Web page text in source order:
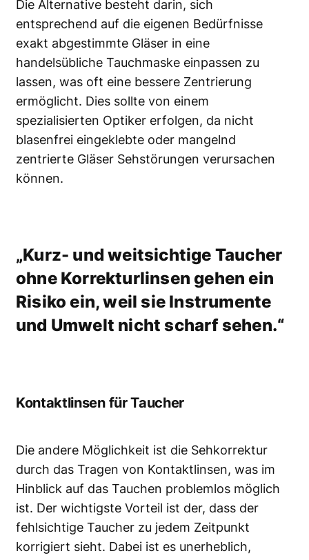
Die Alternative besteht darin, sich
entsprechend auf die eigenen Bedürfnisse
exakt abgestimmte Gläser in eine
handelsübliche Tauchmaske einpassen zu
lassen, was oft eine bessere Zentrierung
ermöglicht. Dies sollte von einem
spezialisierten Optiker erfolgen, da nicht
blasenfrei eingeklebte oder mangelnd
zentrierte Gläser Sehstörungen verursachen
können.
„Kurz- und weitsichtige Taucher
ohne Korrekturlinsen gehen ein
Risiko ein, weil sie Instrumente
und Umwelt nicht scharf sehen.“
Kontaktlinsen für Taucher
Die andere Möglichkeit ist die Sehkorrektur
durch das Tragen von Kontaktlinsen, was im
Hinblick auf das Tauchen problemlos möglich
ist. Der wichtigste Vorteil ist der, dass der
fehlsichtige Taucher zu jedem Zeitpunkt
korrigiert sieht. Dabei ist es unerheblich,